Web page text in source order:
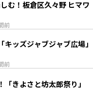
前
む！板倉区久々野 ヒマワ
前
キッズジャブジャブ広場」
きよさと坊太郎祭り」